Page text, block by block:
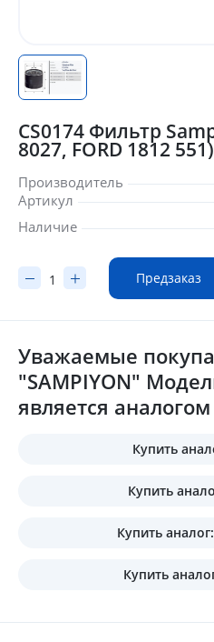
CS0174 Фильтр
8027, FORD 1812 551)
Производитель
Артикул
Наличие
Предзаказ
Уважаемые
"SAMPIYON"
является
Купить
Купить
Купить
Купить